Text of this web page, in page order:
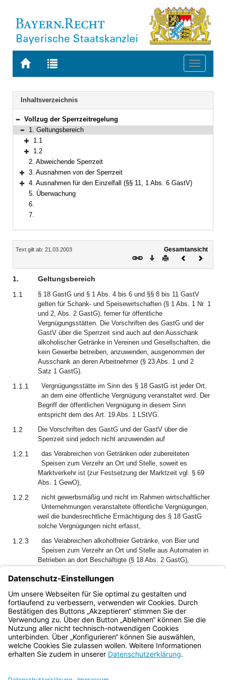
Zur
BAYERN.RECHT
Zur
letzten
Suche
Toggle
Navigation
Inhaltsverzeichnis
Bereich reduzieren
Vollzug der Sperrzeitregelung
Bereich reduzieren
1. Geltungsbereich
Bereich erweitern
1.1
Bereich erweitern
1.2
2. Abweichende Sperrzeit
Bereich erweitern
3. Ausnahmen von der Sperrzeit
Bereich erweitern
4. Ausnahmen für den Einzelfall (§§ 11, 1 Abs. 6 GastV)
5. Überwachung
6.
7.
Inhalt
Text gilt ab: 21.03.2003
Gesamtansicht
Download
DruckenVorheriges
1.
Geltungsbereich
1.1
§ 18 GastG und § 1 Abs. 4 bis 6 und §§ 8 bis 11 GastV
gelten für Schank- und Speisewirtschaften (§ 1 Abs. 1 Nr. 1
und 2, Abs. 2 GastG), ferner für öffentliche
Vergnügungsstätten. Die Vorschriften des GastG und der
GastV über die Sperrzeit sind auch auf den Ausschank
alkoholischer Getränke in Vereinen und Gesellschaften, die
kein Gewerbe betreiben, anzuwenden, ausgenommen der
Ausschank an deren Arbeitnehmer (§ 23 Abs. 1 und 2
Satz 1 GastG).
1.1.1
Vergnügungsstätte im Sinn des § 18 GastG ist jeder Ort,
an dem eine öffentliche Vergnügung veranstaltet wird. Der
Begriff der öffentlichen Vergnügung in diesem Sinn
entspricht dem des Art. 19 Abs. 1 LStVG.
1.2
Die Vorschriften des GastG und der GastV über die
Sperrzeit sind jedoch nicht anzuwenden auf
1.2.1
das Verabreichen von Getränken oder zubereiteten
Speisen zum Verzehr an Ort und Stelle, soweit es
Marktverkehr ist (zur Festsetzung der Marktzeit vgl. § 69
Abs. 1 GewO),
1.2.2
nicht gewerbsmäßig und nicht im Rahmen wirtschaftlicher
Unternehmungen veranstaltete öffentliche Vergnügungen,
weil die bundesrechtliche Ermächtigung des § 18 GastG
solche Vergnügungen nicht erfasst,
1.2.3
das Verabreichen alkoholfreier Getränke, von Bier und
Speisen zum Verzehr an Ort und Stelle aus Automaten in
Betrieben an dort Beschäftigte (§ 18 Abs. 2 GastG),
1.2.4 die in § 25 Abs. 1 GastG genannten Einrichtungen,
1.2.5
Nebenbetriebe an den Bundesautobahnen (§ 15 Abs. 4
Bundesfernstraßengesetz).
Bayern.de
BayernPortal